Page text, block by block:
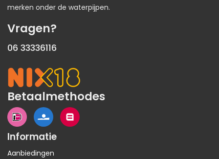
merken onder de waterpijpen.
Vragen?
06 33336116
Betaalmethodes
Informatie
Aanbiedingen